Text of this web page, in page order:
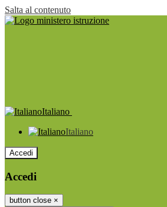
Salta al contenuto
Italiano
Italiano
Accedi
Accedi
button close ×